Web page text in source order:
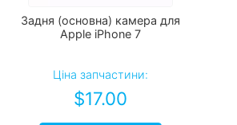
Задня (основна) камера для
Apple iPhone 7
Ціна запчастини:
$17.00